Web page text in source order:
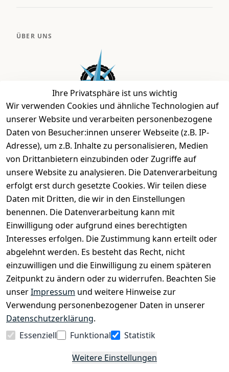
Ihre Privatsphäre ist uns wichtig
Wir verwenden Cookies und ähnliche Technologien auf
unserer Website und verarbeiten personenbezogene
Daten von Besucher:innen unserer Webseite (z.B. IP-
Adresse), um z.B. Inhalte zu personalisieren, Medien
von Drittanbietern einzubinden oder Zugriffe auf
unsere Website zu analysieren. Die Datenverarbeitung
erfolgt erst durch gesetzte Cookies. Wir teilen diese
Daten mit Dritten, die wir in den Einstellungen
benennen. Die Datenverarbeitung kann mit
Einwilligung oder aufgrund eines berechtigten
Interesses erfolgen. Die Zustimmung kann erteilt oder
abgelehnt werden. Es besteht das Recht, nicht
einzuwilligen und die Einwilligung zu einem späteren
Zeitpunkt zu ändern oder zu widerrufen. Beachten Sie
unserImpressum und weitere Hinweise zur
Verwendung personenbezogener Daten in unserer
Datenschutzerklärung.
Essenziell
Funktional
Statistik
Weitere Einstellungen
ÜBER UNS
Bei uns findest Du das richtige Fahrgefühl. Auf über
2.400 m² bieten wir Dir die beste Beratung zu
Kinderfahrrädern über E-MTBs bis hin zu
Lastenfahrrädern und Elektrorollern.
EINKAUFEN
› Fahrrad Aachen
› Zahlungs- und Versandbedingungen
INFORMATIONEN
› Batteriehinweis
› Widerrufsrecht
Impressum